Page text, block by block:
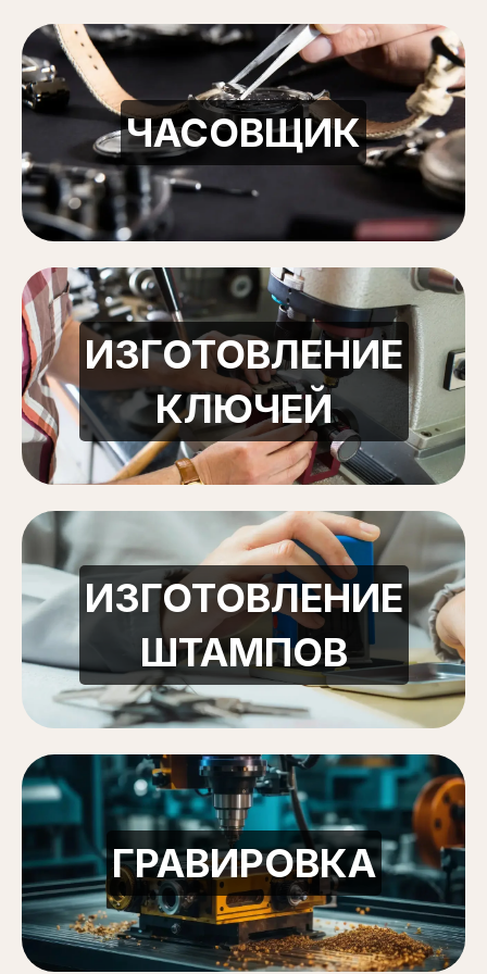
ЧАСОВЩИК
ИЗГОТОВЛЕНИЕ
КЛЮЧЕЙ
ИЗГОТОВЛЕНИЕ
ШТАМПОВ
ГРАВИРОВКА